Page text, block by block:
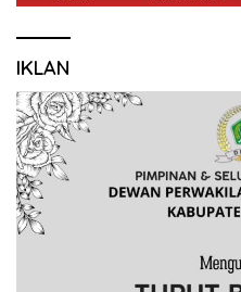
IKLAN